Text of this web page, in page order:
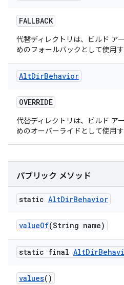
FALLBACK
代替ディレクトリは、ビルド ア
めのフォールバックとして使用
AltDirBehavior
OVERRIDE
代替ディレクトリは、ビルド ア
めのオーバーライドとして使用
パブリック メソッド
static AltDirBehavior
valueOf(String name)
static final AltDir
values()